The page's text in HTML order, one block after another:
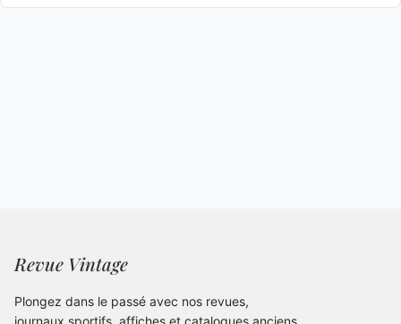
Revue Vintage
Plongez dans le passé avec nos revues,
journaux sportifs, affiches et catalogues anciens.